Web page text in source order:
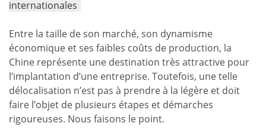
internationales
Entre la taille de son marché, son dynamisme
économique et ses faibles coûts de production, la
Chine représente une destination très attractive pour
l’implantation d’une entreprise. Toutefois, une telle
délocalisation n’est pas à prendre à la légère et doit
faire l’objet de plusieurs étapes et démarches
rigoureuses. Nous faisons le point.